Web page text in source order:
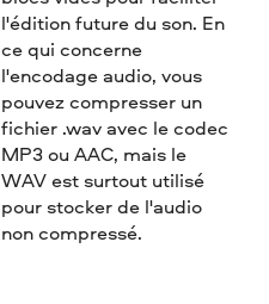
l'édition future du son. En
ce qui concerne
l'encodage audio, vous
pouvez compresser un
fichier .wav avec le codec
MP3 ou AAC, mais le
WAV est surtout utilisé
pour stocker de l'audio
non compressé.